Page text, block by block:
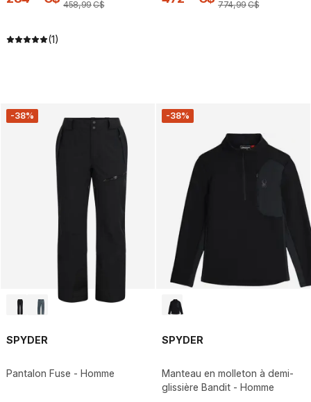
458,99C$
(1)
774,99C$
-38%
SPYDER
Pantalon Fuse - Homme
-38%
SPYDER
Manteau en molleton à demi-
glissière Bandit - Homme